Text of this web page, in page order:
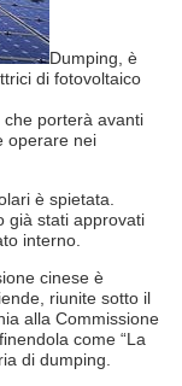
Dumping, è
di fotovoltaico
che porterà avanti
operare nei
è spietata.
già stati approvati
interno.
cinese è
riunite sotto il
alla Commissione
come “La
di dumping.